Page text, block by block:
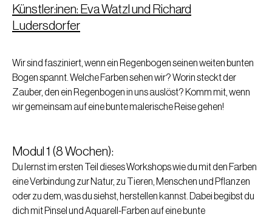
Künstler:inen: Eva Watzl und Richard
Ludersdorfer
Wir sind fasziniert, wenn ein Regenbogen seinen weiten bunten
Bogen spannt. Welche Farben sehen wir? Worin steckt der
Zauber, den ein Regenbogen in uns auslöst? Komm mit, wenn
wir gemeinsam auf eine bunte malerische Reise gehen!
Modul 1 (8 Wochen):
Du lernst im ersten Teil dieses Workshops wie du mit den Farben
eine Verbindung zur Natur, zu Tieren, Menschen und Pflanzen
oder zu dem, was du siehst, herstellen kannst. Dabei begibst du
dich mit Pinsel und Aquarell-Farben auf eine bunte